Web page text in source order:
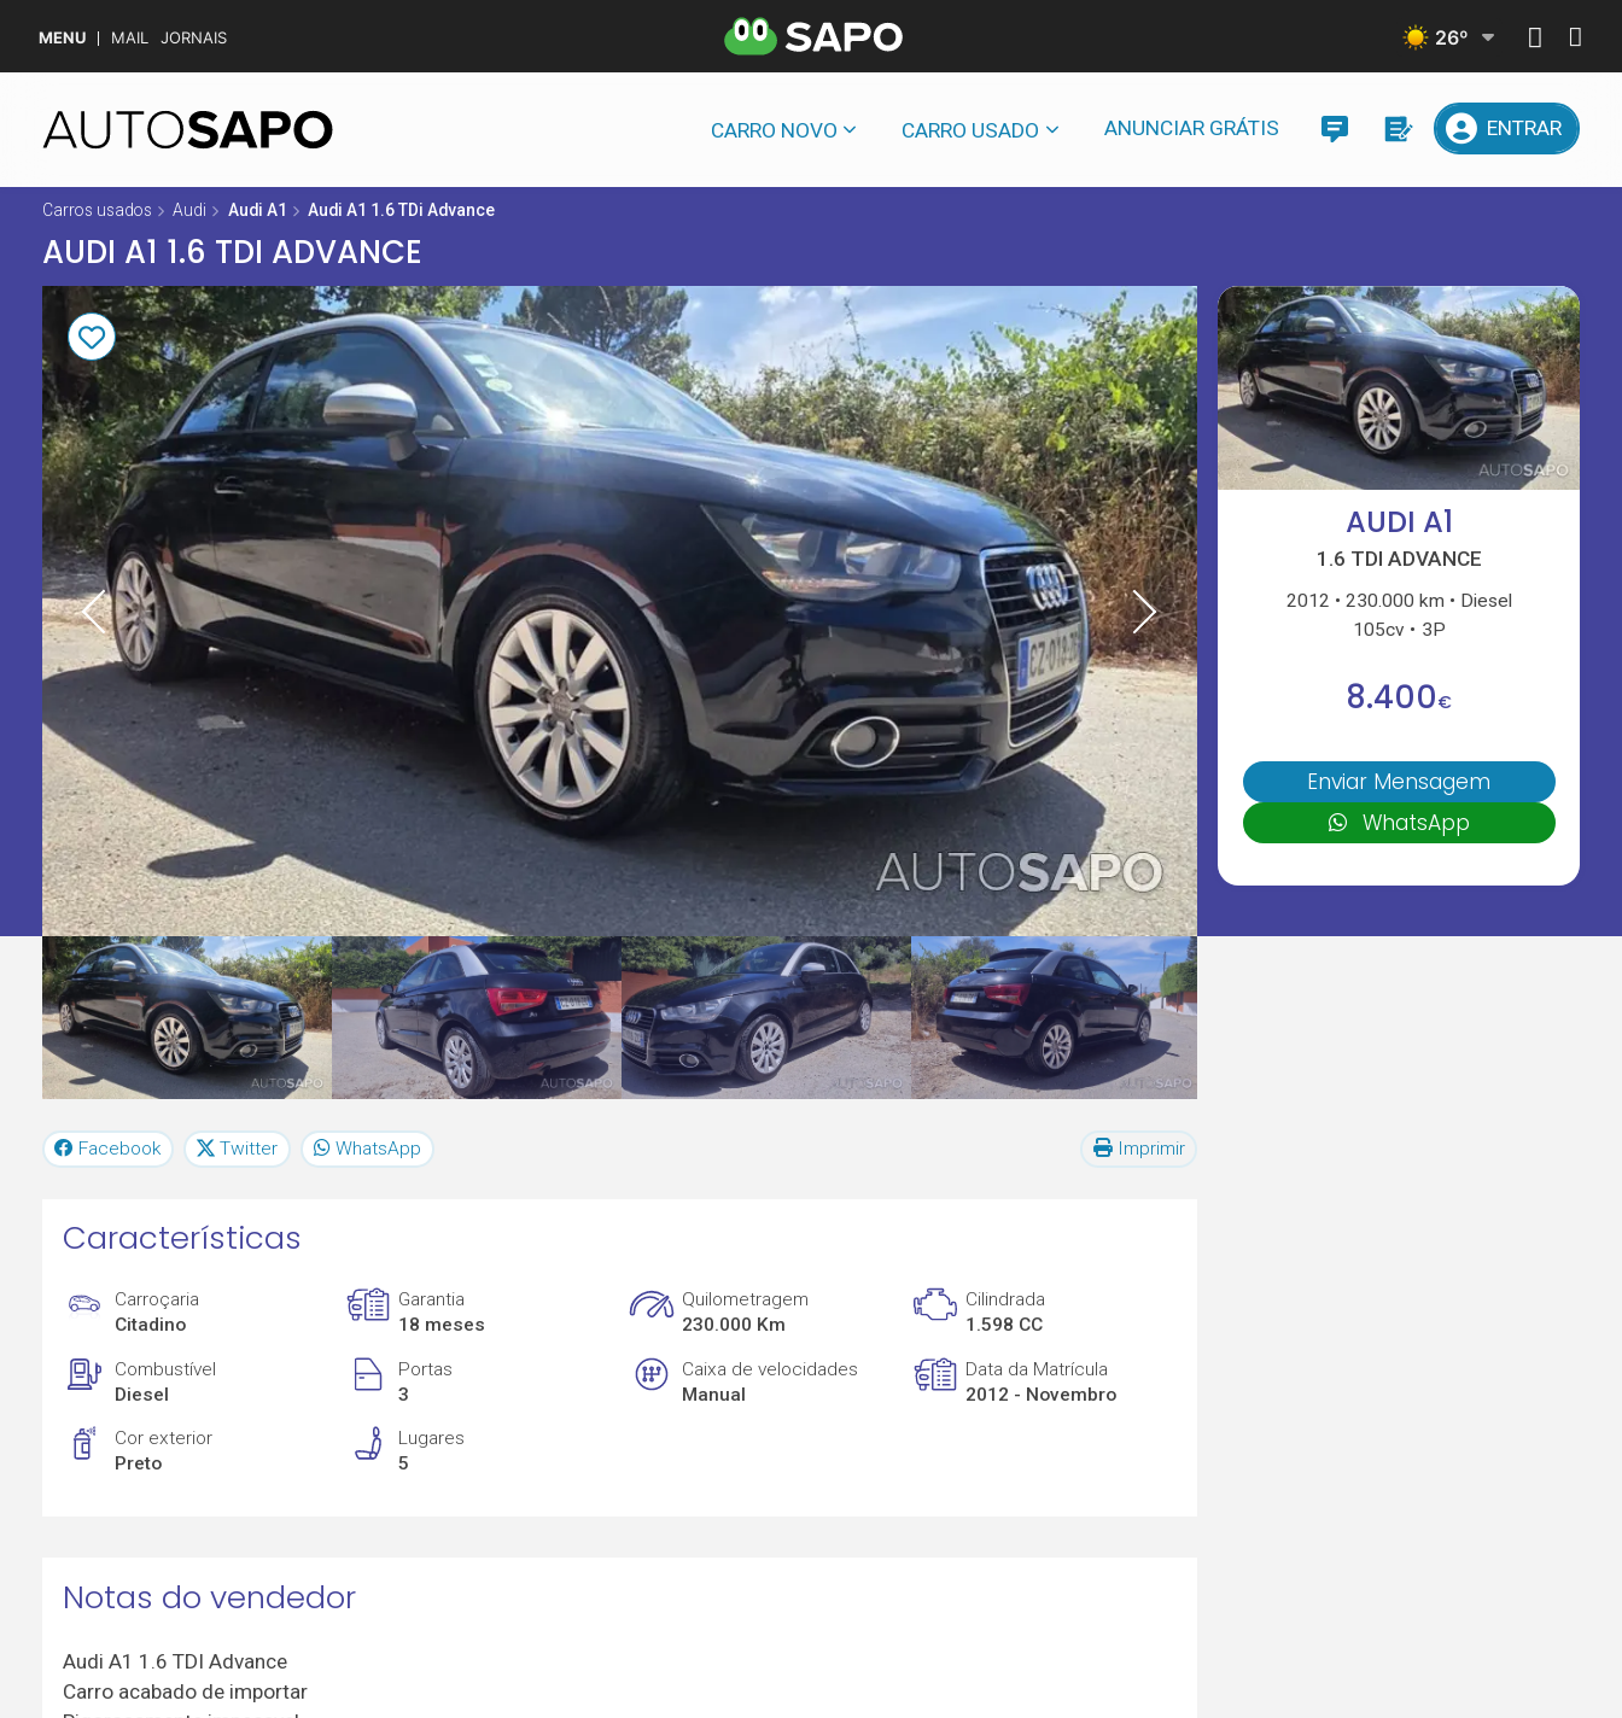
MENU MAIL JORNAIS 26º
CARRO NOVO CARRO USADO ANUNCIAR GRÁTIS ENTRAR
Carros usados Audi Audi A1 Audi A1 1.6 TDi Advance
AUDI A1 1.6 TDI ADVANCE
AUDI A1
1.6 TDI ADVANCE
2012 230.000 km
Diesel
105cv
3P
8.400€
Enviar Mensagem
WhatsApp
Facebook Twitter WhatsApp Imprimir
Características
Carroçaria
Citadino
Garantia
18 meses
Quilometragem
230.000 Km
Cilindrada
1.598 CC
Combustível
Diesel
Portas
3
Caixa de velocidades
Manual
Data da Matrícula
2012 - Novembro
Cor exterior
Preto
Lugares
5
Notas do vendedor
Audi A1 1.6 TDI Advance
Carro acabado de importar